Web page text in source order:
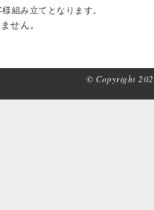
組み立てとなります。
せん。
© Copyright